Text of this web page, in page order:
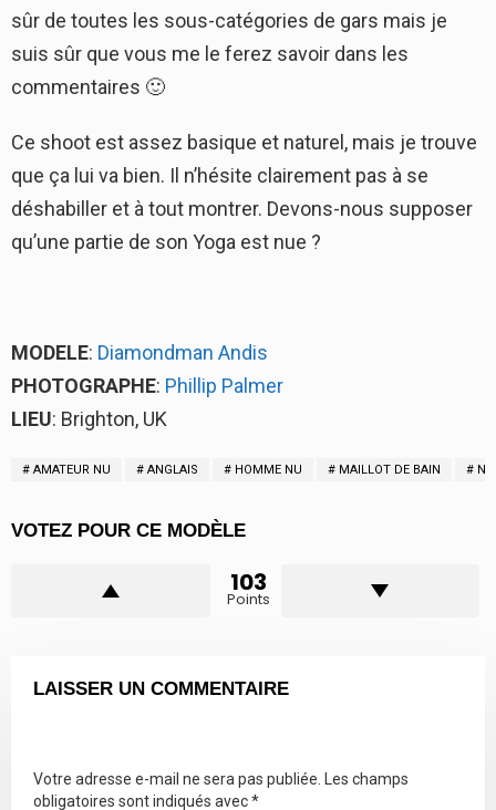
sûr de toutes les sous-catégories de gars mais je
suis sûr que vous me le ferez savoir dans les
commentaires 🙂
Ce shoot est assez basique et naturel, mais je trouve
que ça lui va bien. Il n’hésite clairement pas à se
déshabiller et à tout montrer. Devons-nous supposer
qu’une partie de son Yoga est nue ?
MODELE: Diamondman Andis
PHOTOGRAPHE: Phillip Palmer
LIEU: Brighton, UK
AMATEUR NU ANGLAIS HOMME NU MAILLOT DE BAIN
VOTEZ POUR CE MODÈLE
103
Points
LAISSER UN COMMENTAIRE
Votre adresse e-mail ne sera pas publiée.
Les champs
obligatoires sont indiqués avec*